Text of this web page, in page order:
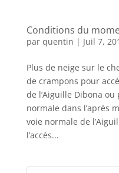
Conditions du
par quentin | Juil 7,
Plus de neige sur le
de crampons pour
de l’Aiguille Dibona
normale dans l’après
voie normale de
l’accès...